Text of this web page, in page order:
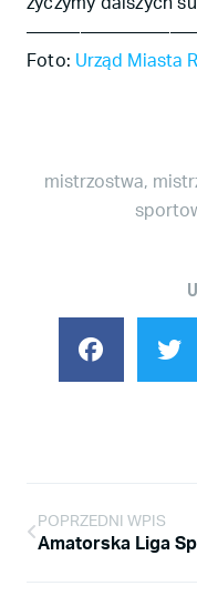
Foto: Urząd Miasta
mistrzostwa,
POPRZEDNI WPIS